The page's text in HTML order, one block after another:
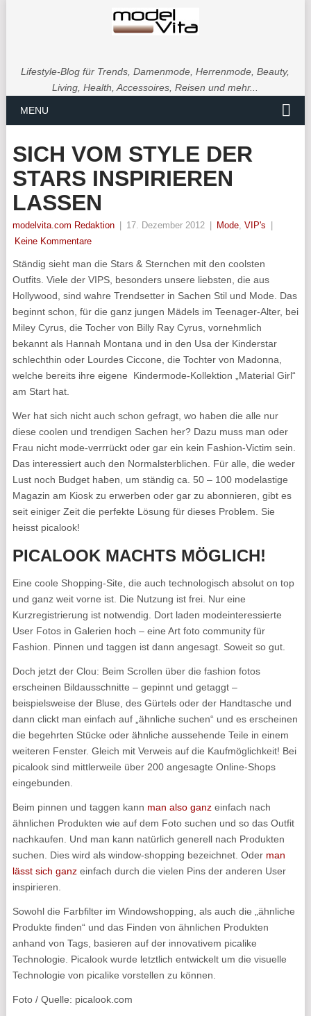
Lifestyle-Blog für Trends, Damenmode, Herrenmode, Beauty,
Living, Health, Accessoires, Reisen und mehr...
MENU
SICH VOM STYLE DER
STARS INSPIRIEREN
LASSEN
modelvita.com Redaktion 17. Dezember 2012 Mode, VIP's
Keine Kommentare
Ständig sieht man die Stars & Sternchen mit den coolsten
Outfits. Viele der VIPS, besonders unsere liebsten, die aus
Hollywood, sind wahre Trendsetter in Sachen Stil und Mode. Das
beginnt schon, für die ganz jungen Mädels im Teenager-Alter, bei
Miley Cyrus, die Tocher von Billy Ray Cyrus, vornehmlich
bekannt als Hannah Montana und in den Usa der Kinderstar
schlechthin oder Lourdes Ciccone, die Tochter von Madonna,
welche bereits ihre eigene
Kindermode-Kollektion „Material Girl“
am Start hat.
Wer hat sich nicht auch schon gefragt, wo haben die alle nur
diese coolen und trendigen Sachen her? Dazu muss man oder
Frau nicht mode-verrrückt oder gar ein kein Fashion-Victim sein.
Das interessiert auch den Normalsterblichen. Für alle, die weder
Lust noch Budget haben, um ständig ca. 50 – 100 modelastige
Magazin am Kiosk zu erwerben oder gar zu abonnieren, gibt es
seit einiger Zeit die perfekte Lösung für dieses Problem. Sie
heisst picalook!
PICALOOK MACHTS MÖGLICH!
Eine coole Shopping-Site, die auch technologisch absolut on top
und ganz weit vorne ist. Die Nutzung ist frei. Nur eine
Kurzregistrierung ist notwendig. Dort laden modeinteressierte
User Fotos in Galerien hoch – eine Art foto community für
Fashion. Pinnen und taggen ist dann angesagt. Soweit so gut.
Doch jetzt der Clou: Beim Scrollen über die fashion fotos
erscheinen Bildausschnitte – gepinnt und getaggt –
beispielsweise der Bluse, des Gürtels oder der Handtasche und
dann clickt man einfach auf „ähnliche suchen“ und es erscheinen
die begehrten Stücke oder ähnliche aussehende Teile in einem
weiteren Fenster. Gleich mit Verweis auf die Kaufmöglichkeit! Bei
picalook sind mittlerweile über 200 angesagte Online-Shops
eingebunden.
Beim pinnen und taggen kann man also ganzeinfach nach
ähnlichen Produkten wie auf dem Foto suchen und so das Outfit
nachkaufen. Und man kann natürlich generell nach Produkten
suchen. Dies wird als window-shopping bezeichnet. Oder man
lässt sich ganzeinfach durch die vielen Pins der anderen User
inspirieren.
Sowohl die Farbfilter im Windowshopping, als auch die „ähnliche
Produkte finden“ und das Finden von ähnlichen Produkten
anhand von Tags, basieren auf der innovativem picalike
Technologie. Picalook wurde letztlich entwickelt um die visuelle
Technologie von picalike vorstellen zu können.
Foto / Quelle: picalook.com